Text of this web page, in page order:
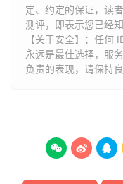
定、约定的保证，读
测评，即表示您已经
【关于安全】：任何
永远是最佳选择，服
负责的表现，请保持
  